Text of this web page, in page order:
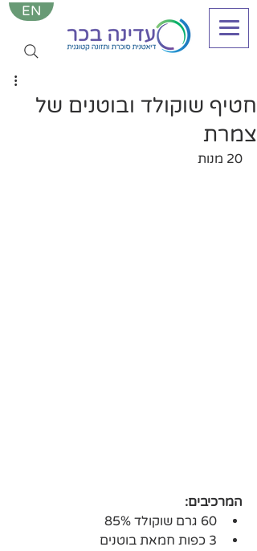
EN
חטיף שוקולד ובוטנים של
צמרת
20 מנות
המרכיבים:
60 גרם שוקולד 85%
3 כפות חמאת בוטנים